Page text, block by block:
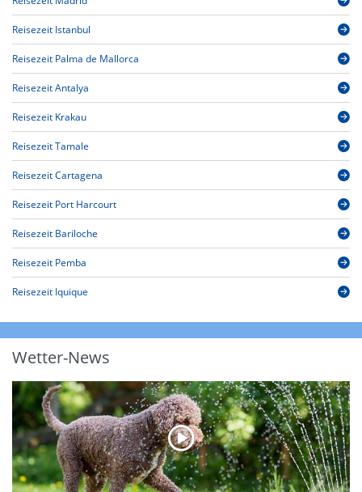
Reisezeit Istanbul
Reisezeit Palma de Mallorca
Reisezeit Antalya
Reisezeit Krakau
Reisezeit Tamale
Reisezeit Cartagena
Reisezeit Port Harcourt
Reisezeit Bariloche
Reisezeit Pemba
Reisezeit Iquique
Wetter-News